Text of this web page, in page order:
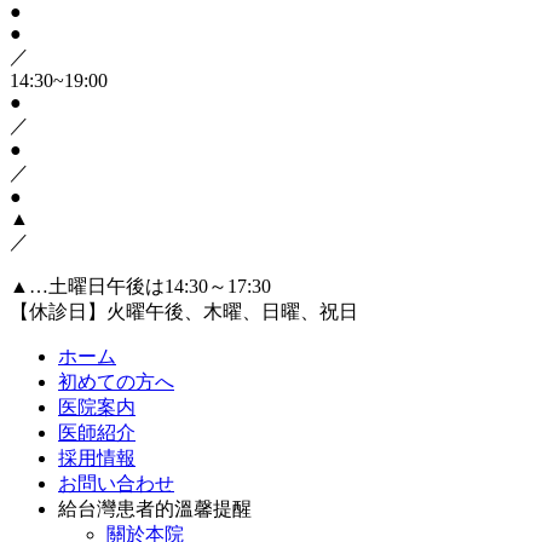
●
●
／
14:30~19:00
●
／
●
／
●
▲
／
▲…土曜日午後は14:30～17:30
【休診日】火曜午後、木曜、日曜、祝日
ホーム
初めての方へ
医院案内
医師紹介
採用情報
お問い合わせ
給台灣患者的溫馨提醒
關於本院